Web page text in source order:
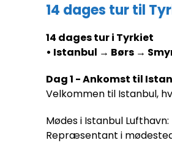
14 dages tur til
14 dages tur i Tyrkiet
• Istanbul → Børs →
Dag 1 - Ankomst til
Velkommen til Istanbul,
Mødes i Istanbul
Repræsentant i